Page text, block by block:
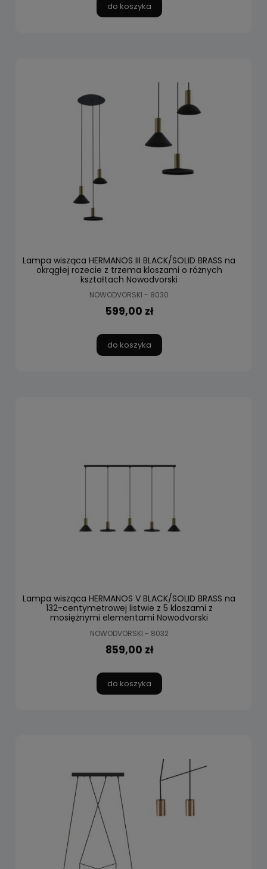
do koszyka
Lampa wisząca HERMANOS III BLACK/SOLID BRASS na
okrągłej rozecie z trzema kloszami o różnych
kształtach Nowodvorski
NOWODVORSKI - 8030
599,00 zł
do koszyka
Lampa wisząca HERMANOS V BLACK/SOLID BRASS na
132-centymetrowej listwie z 5 kloszami z
mosiężnymi elementami Nowodvorski
NOWODVORSKI - 8032
859,00 zł
do koszyka